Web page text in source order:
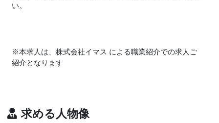
い。
※本求人は、株式会社イマス による職業紹介での求人ご
紹介となります
求める人物像